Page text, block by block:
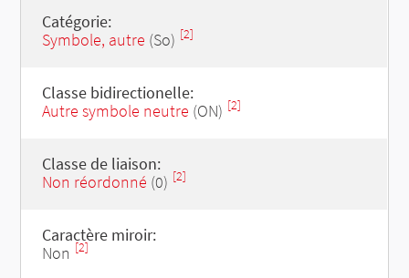
Catégorie:
Symbole, autre (So) [2]
Classe bidirectionelle:
Autre symbole neutre (ON) [2]
Classe de liaison:
Non réordonné (0) [2]
Caractère miroir:
Non [2]